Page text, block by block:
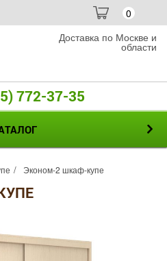
0
Доставка по Москве и
области
772-37-35
Эконом-2 шкаф-купе